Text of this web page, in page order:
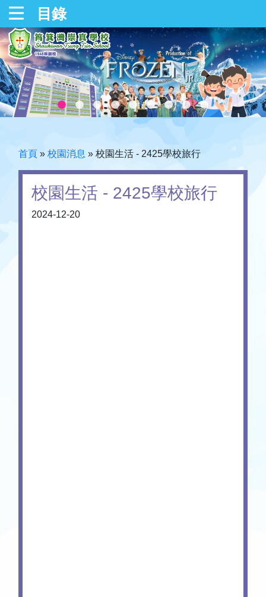
目錄
首頁 » 校園消息 » 校園生活 - 2425學校旅行
校園生活 - 2425學校旅行
2024-12-20